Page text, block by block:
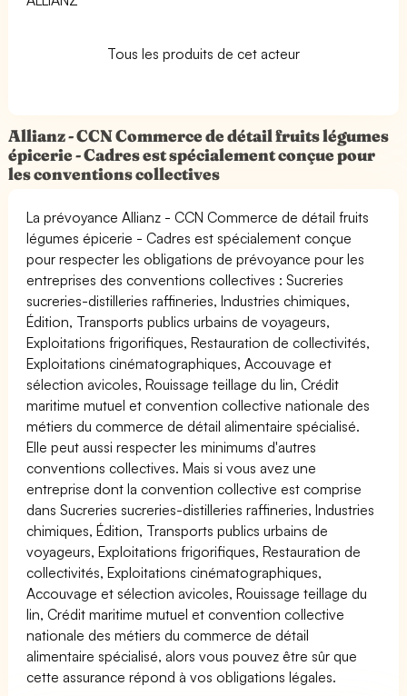
Tous les produits de cet acteur
Allianz - CCN Commerce de détail fruits légumes
épicerie - Cadres est spécialement conçue pour
les conventions collectives
La prévoyance Allianz - CCN Commerce de détail fruits
légumes épicerie - Cadres est spécialement conçue
pour respecter les obligations de prévoyance pour les
entreprises des conventions collectives : Sucreries
sucreries-distilleries raffineries, Industries chimiques,
Édition, Transports publics urbains de voyageurs,
Exploitations frigorifiques, Restauration de collectivités,
Exploitations cinématographiques, Accouvage et
sélection avicoles, Rouissage teillage du lin, Crédit
maritime mutuel et convention collective nationale des
métiers du commerce de détail alimentaire spécialisé.
Elle peut aussi respecter les minimums d'autres
conventions collectives. Mais si vous avez une
entreprise dont la convention collective est comprise
dans Sucreries sucreries-distilleries raffineries, Industries
chimiques, Édition, Transports publics urbains de
voyageurs, Exploitations frigorifiques, Restauration de
collectivités, Exploitations cinématographiques,
Accouvage et sélection avicoles, Rouissage teillage du
lin, Crédit maritime mutuel et convention collective
nationale des métiers du commerce de détail
alimentaire spécialisé, alors vous pouvez être sûr que
cette assurance répond à vos obligations légales.